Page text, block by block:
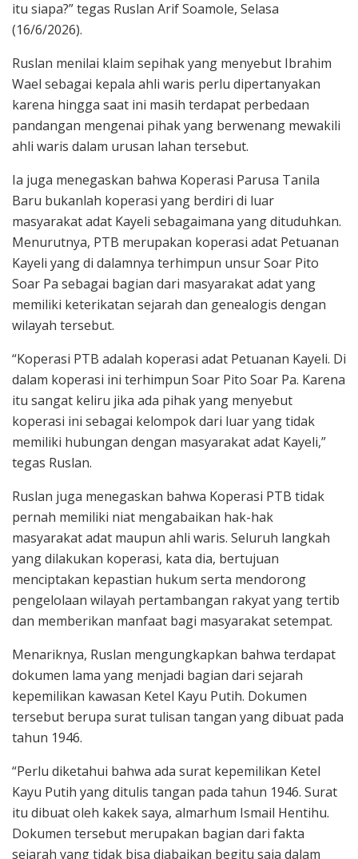
itu siapa?” tegas Ruslan Arif Soamole, Selasa
(16/6/2026).
Ruslan menilai klaim sepihak yang menyebut Ibrahim
Wael sebagai kepala ahli waris perlu dipertanyakan
karena hingga saat ini masih terdapat perbedaan
pandangan mengenai pihak yang berwenang mewakili
ahli waris dalam urusan lahan tersebut.
Ia juga menegaskan bahwa Koperasi Parusa Tanila
Baru bukanlah koperasi yang berdiri di luar
masyarakat adat Kayeli sebagaimana yang dituduhkan.
Menurutnya, PTB merupakan koperasi adat Petuanan
Kayeli yang di dalamnya terhimpun unsur Soar Pito
Soar Pa sebagai bagian dari masyarakat adat yang
memiliki keterikatan sejarah dan genealogis dengan
wilayah tersebut.
“Koperasi PTB adalah koperasi adat Petuanan Kayeli. Di
dalam koperasi ini terhimpun Soar Pito Soar Pa. Karena
itu sangat keliru jika ada pihak yang menyebut
koperasi ini sebagai kelompok dari luar yang tidak
memiliki hubungan dengan masyarakat adat Kayeli,”
tegas Ruslan.
Ruslan juga menegaskan bahwa Koperasi PTB tidak
pernah memiliki niat mengabaikan hak-hak
masyarakat adat maupun ahli waris. Seluruh langkah
yang dilakukan koperasi, kata dia, bertujuan
menciptakan kepastian hukum serta mendorong
pengelolaan wilayah pertambangan rakyat yang tertib
dan memberikan manfaat bagi masyarakat setempat.
Menariknya, Ruslan mengungkapkan bahwa terdapat
dokumen lama yang menjadi bagian dari sejarah
kepemilikan kawasan Ketel Kayu Putih. Dokumen
tersebut berupa surat tulisan tangan yang dibuat pada
tahun 1946.
“Perlu diketahui bahwa ada surat kepemilikan Ketel
Kayu Putih yang ditulis tangan pada tahun 1946. Surat
itu dibuat oleh kakek saya, almarhum Ismail Hentihu.
Dokumen tersebut merupakan bagian dari fakta
sejarah yang tidak bisa diabaikan begitu saja dalam